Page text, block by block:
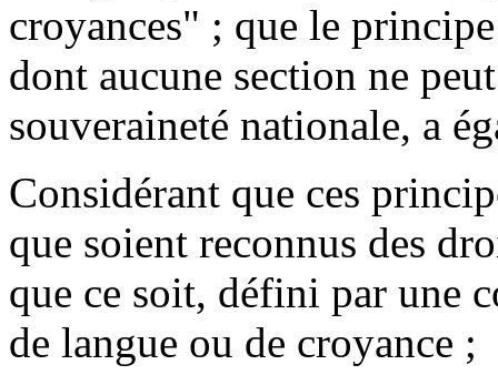
croyances" ; que le
dont aucune section ne
souveraineté nationale, a
Considérant que ces
que soient reconnus des
que ce soit, défini par une
de langue ou de croyance ;